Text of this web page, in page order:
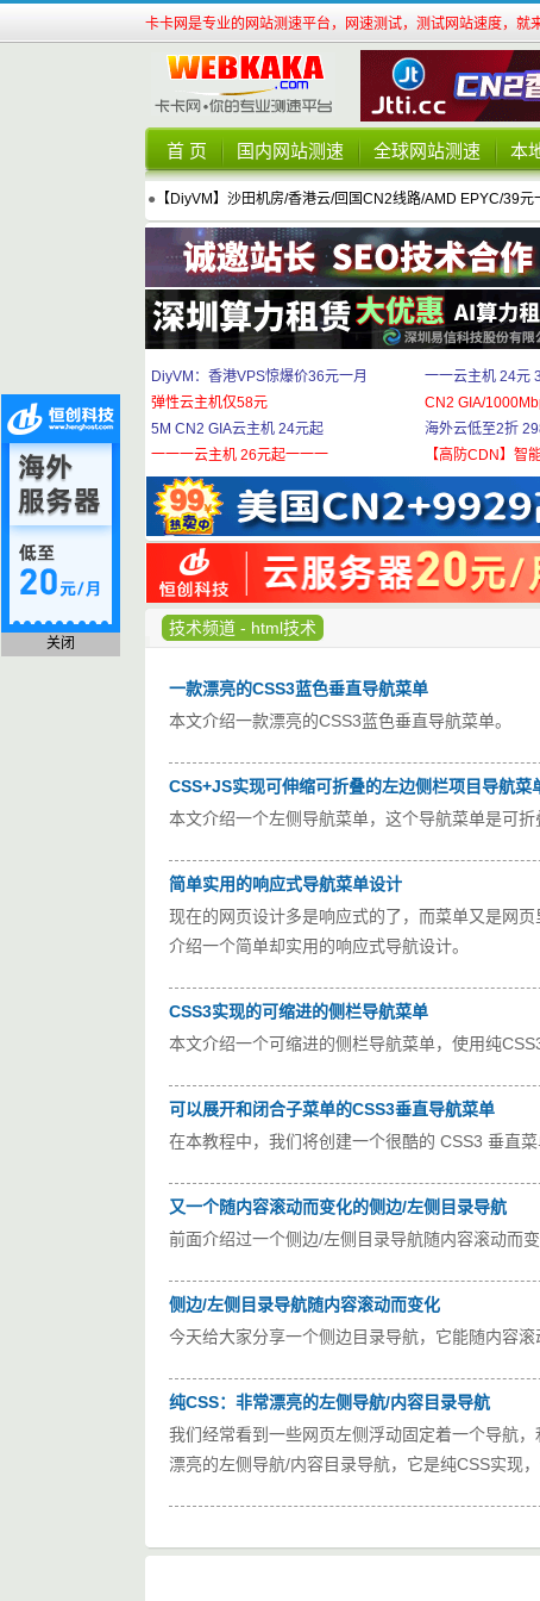
卡卡网是专业的网站测速平台，网速测试，测试网站速度，就
首 页 国内网站测速 全球网站测速 本
● 【DiyVM】沙田机房/香港云/回国CN2线路/AMD EPYC/39元
DiyVM：香港VPS惊爆价36元一月
弹性云主机仅58元
5M CN2 GIA云主机 24元起
一一一云主机 26元起一一一
一一云主机 24元
CN2 GIA/
海外云低至2折
【高防CDN】智
技术频道 - html技术
一款漂亮的CSS3蓝色垂直导航菜单
本文介绍一款漂亮的CSS3蓝色垂直导航菜单。
CSS+JS实现可伸缩可折叠的左边侧栏项目导航菜
本文介绍一个左侧导航菜单，这个导航菜单是可折
简单实用的响应式导航菜单设计
现在的网页设计多是响应式的了，而菜单又是网
介绍一个简单却实用的响应式导航设计。
CSS3实现的可缩进的侧栏导航菜单
本文介绍一个可缩进的侧栏导航菜单，使用纯
可以展开和闭合子菜单的CSS3垂直导航菜单
在本教程中，我们将创建一个很酷的 CSS3 垂直
又一个随内容滚动而变化的侧边/左侧目录导航
前面介绍过一个侧边/左侧目录导航随内容滚动而
侧边/左侧目录导航随内容滚动而变化
今天给大家分享一个侧边目录导航，它能随内容滚
纯CSS：非常漂亮的左侧导航/内容目录导航
我们经常看到一些网页左侧浮动固定着一个导航
漂亮的左侧导航/内容目录导航，它是纯CSS实现
关闭